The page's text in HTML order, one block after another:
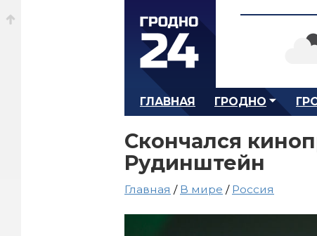
ГЛАВНАЯ ГРОДНО
Скончался
Рудинштейн
Главная / В мире / Россия